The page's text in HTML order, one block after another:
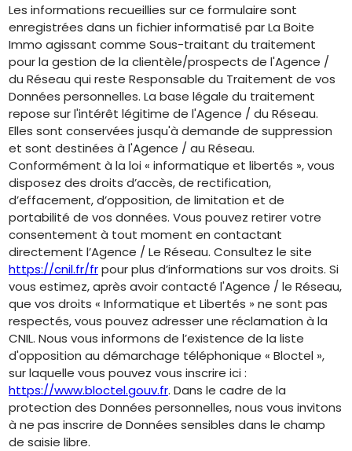
Les informations recueillies sur ce formulaire sont
enregistrées dans un fichier informatisé par La Boite
Immo agissant comme Sous-traitant du traitement
pour la gestion de la clientèle/prospects de l'Agence /
du Réseau qui reste Responsable du Traitement de vos
Données personnelles. La base légale du traitement
repose sur l'intérêt légitime de l'Agence / du Réseau.
Elles sont conservées jusqu'à demande de suppression
et sont destinées à l'Agence / au Réseau.
Conformément à la loi « informatique et libertés », vous
disposez des droits d’accès, de rectification,
d’effacement, d’opposition, de limitation et de
portabilité de vos données. Vous pouvez retirer votre
consentement à tout moment en contactant
directement l’Agence / Le Réseau. Consultez le site
https://cnil.fr/frpour plus d’informations sur vos droits. Si
vous estimez, après avoir contacté l'Agence / le Réseau,
que vos droits « Informatique et Libertés » ne sont pas
respectés, vous pouvez adresser une réclamation à la
CNIL. Nous vous informons de l’existence de la liste
d'opposition au démarchage téléphonique « Bloctel »,
sur laquelle vous pouvez vous inscrire ici :
https://www.bloctel.gouv.fr. Dans le cadre de la
protection des Données personnelles, nous vous invitons
à ne pas inscrire de Données sensibles dans le champ
de saisie libre.